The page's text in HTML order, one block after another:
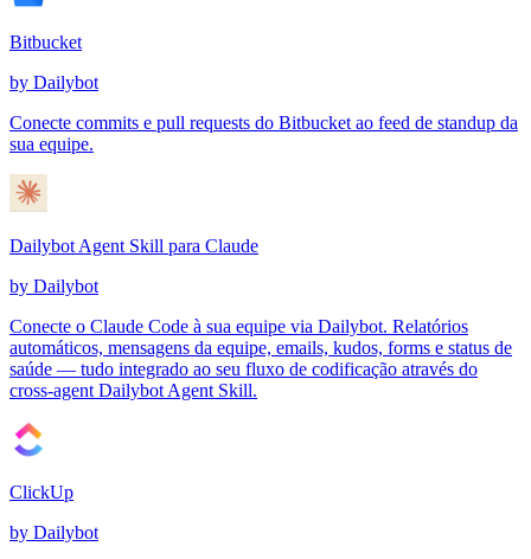
Bitbucket
by Dailybot
Conecte commits e pull requests do Bitbucket ao feed de standup da
sua equipe.
Dailybot Agent Skill para Claude
by Dailybot
Conecte o Claude Code à sua equipe via Dailybot. Relatórios
automáticos, mensagens da equipe, emails, kudos, forms e status de
saúde — tudo integrado ao seu fluxo de codificação através do
cross-agent Dailybot Agent Skill.
ClickUp
by Dailybot